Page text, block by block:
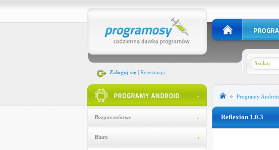
Zaloguj się| Rejestracja
Bezpieczeństwo
Biuro
Programy
Reflexion 1.0.3